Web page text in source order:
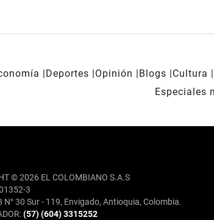
Deportes Opinión Blogs Cultura
Especiales
© 2026 EL COLOMBIANO S.A.S
3
N° 30 Sur - 119, Envigado, Antioquia, Colombia.
(57) (604) 3315252